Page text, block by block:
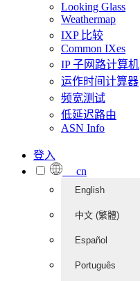
Looking Glass
Weathermap
IXP 比较
Common IXes
IP 子网路计算机
运作时间计算器
频宽测试
低延迟路由
ASN Info
登入
cn
English
中文 (繁體)
Español
Português